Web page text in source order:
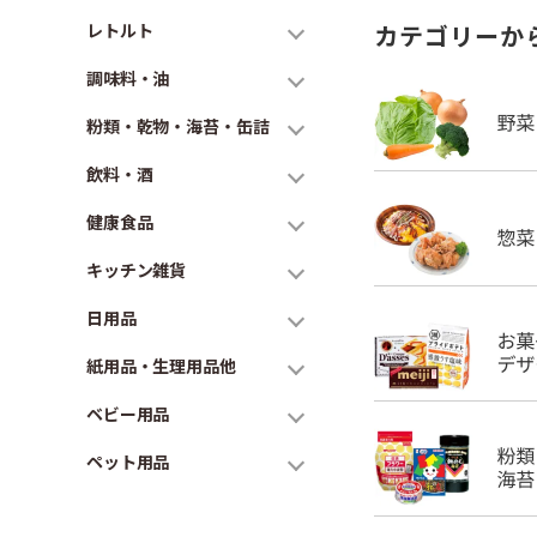
レトルト
調味料・油
粉類・乾物・海苔・缶詰
飲料・酒
健康食品
キッチン雑貨
日用品
紙用品・生理用品他
ベビー用品
ペット用品
カテゴリーか